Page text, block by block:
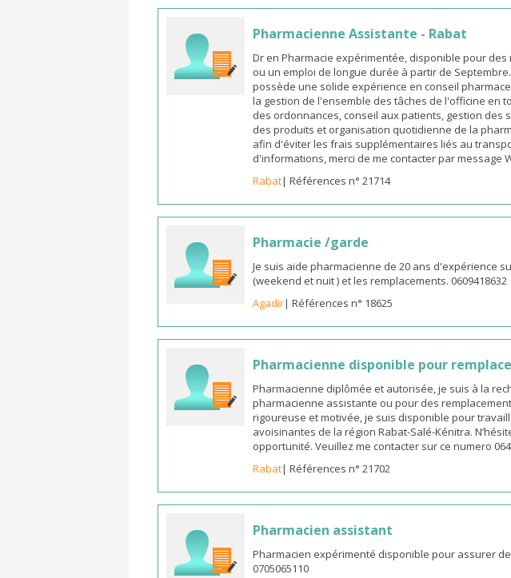
Pharmacienne Assistante - Rabat
Dr en Pharmacie expérimentée, disponible pour
ou un emploi de longue durée à partir de
possède une solide expérience en conseil
la gestion de l'ensemble des tâches de l'officine en
des ordonnances, conseil aux patients, gestion des
des produits et organisation quotidienne de la
afin d'éviter les frais supplémentaires liés au
d'informations, merci de me contacter par message
Rabat| Références n° 21714
Pharmacie /garde
Je suis aide pharmacienne de 20 ans d'expérience
(weekend et nuit ) et les remplacements. 0609418632
Agadir| Références n° 18625
Pharmacienne disponible pour
Pharmacienne diplômée et autorisée, je suis à la
pharmacienne assistante ou pour des
rigoureuse et motivée, je suis disponible pour
avoisinantes de la région Rabat-Salé-Kénitra.
opportunité. Veuillez me contacter sur ce numero
Rabat| Références n° 21702
Pharmacien assistant
Pharmacien expérimenté disponible pour assurer
0705065110